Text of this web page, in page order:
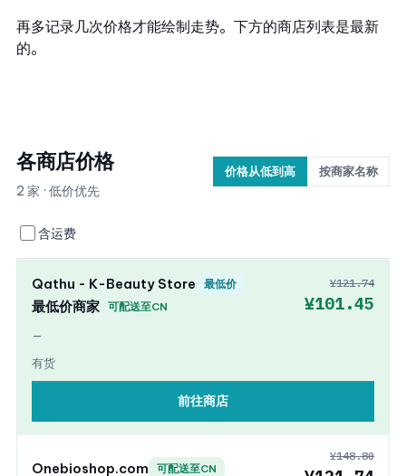
再多记录几次价格才能绘制走势。下方的商店列表是最新
的。
各商店价格
2 家 · 低价优先
价格从低到高 按商家名称
含运费
Qathu - K-Beauty Store 最低价
最低价商家 可配送至CN
—
有货
¥121.74
¥101.45
前往商店
Onebioshop.com 可配送至CN
¥148.80